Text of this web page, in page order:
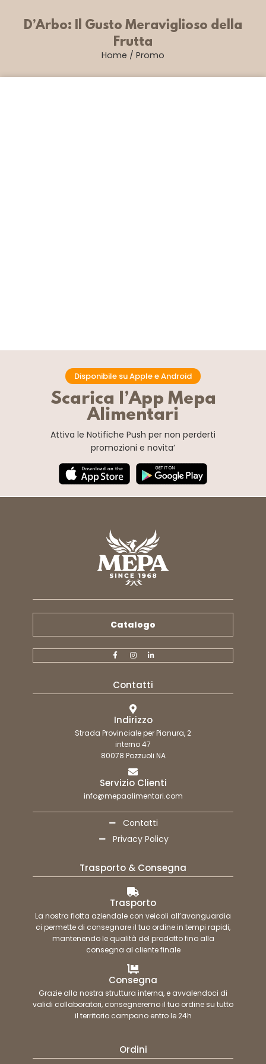
D’Arbo: Il Gusto Meraviglioso della
Frutta
Home / Promo
Disponibile su Apple e Android
Scarica l’App Mepa
Alimentari
Attiva le Notifiche Push per non perderti
promozioni e novita’
Catalogo
Contatti
Indirizzo
Strada Provinciale per Pianura, 2
interno 47
80078 Pozzuoli NA
Servizio Clienti
info@mepaalimentari.com
Contatti
Privacy Policy
Trasporto & Consegna
Trasporto
La nostra flotta aziendale con veicoli all’avanguardia
ci permette di consegnare il tuo ordine in tempi rapidi,
mantenendo le qualità del prodotto fino alla
consegna al cliente finale
Consegna
Grazie alla nostra struttura interna, e avvalendoci di
validi collaboratori, consegneremo il tuo ordine su tutto
il territorio campano entro le 24h
Ordini